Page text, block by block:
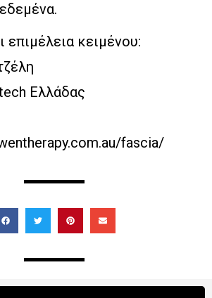
κειμένου:
Ελλάδας
fascia/